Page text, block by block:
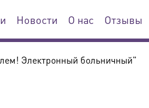
Новости О нас Отзывы
Электронный больничный"